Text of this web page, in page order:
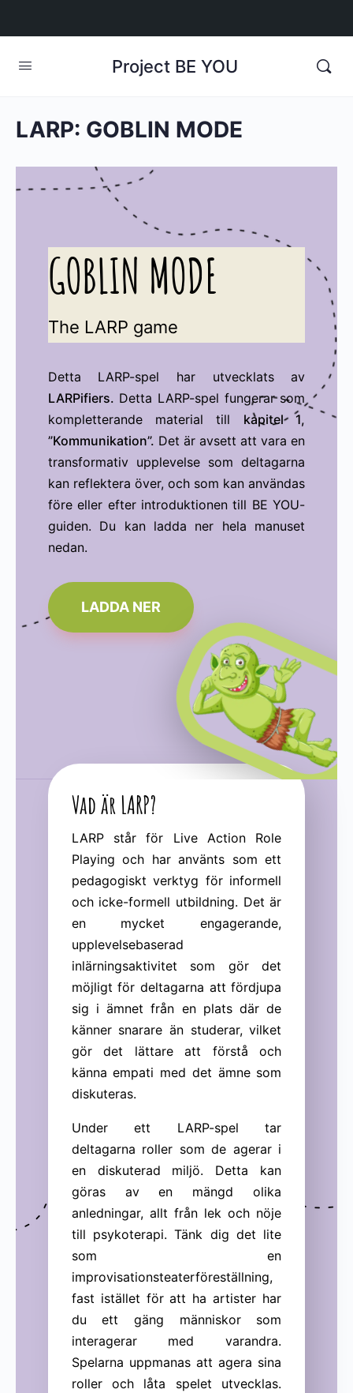
Project BE YOU
LARP: GOBLIN MODE
GOBLIN MODE
The LARP game
Detta LARP-spel har utvecklats av
LARPifiers. Detta LARP-spel fungerar som
kompletterande material till kapitel 1,
”Kommunikation”. Det är avsett att vara en
transformativ upplevelse som deltagarna
kan reflektera över, och som kan användas
före eller efter introduktionen till BE YOU-
guiden. Du kan ladda ner hela manuset
nedan.
LADDA NER
Vad är LARP?
LARP står för Live Action Role
Playing och har använts som ett
pedagogiskt verktyg för informell
och icke-formell utbildning. Det är
en mycket engagerande,
upplevelsebaserad
inlärningsaktivitet som gör det
möjligt för deltagarna att fördjupa
sig i ämnet från en plats där de
känner snarare än studerar, vilket
gör det lättare att förstå och
känna empati med det ämne som
diskuteras.
Under ett LARP-spel tar
deltagarna roller som de agerar i
en diskuterad miljö. Detta kan
göras av en mängd olika
anledningar, allt från lek och nöje
till psykoterapi. Tänk dig det lite
som en
improvisationsteaterföreställning,
fast istället för att ha artister har
du ett gäng människor som
interagerar med varandra.
Spelarna uppmanas att agera sina
roller och låta spelet utvecklas.